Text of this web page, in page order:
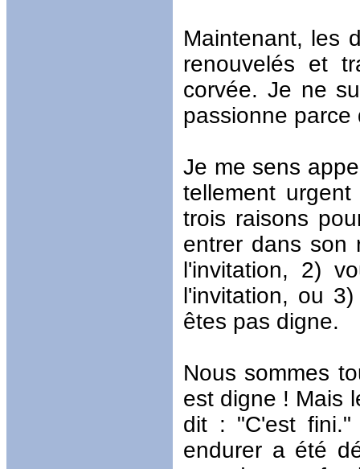
Maintenant, les
renouvelés et
corvée. Je ne
passionne parce
Je me sens
tellement
trois raisons
entrer dans son
l'invitation, 2)
l'invitation, ou
êtes pas digne.
Nous sommes
est digne ! Mais
dit : "C'est fini."
endurer a été